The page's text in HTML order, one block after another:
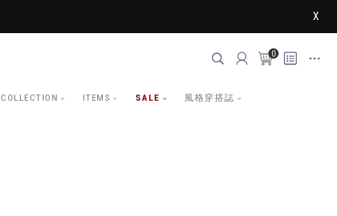
X
0
COLLECTION ITEMS SALE 風格穿搭誌